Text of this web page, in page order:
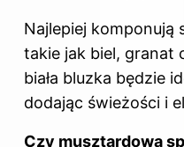
Najlepiej komponują
takie jak biel, granat
biała bluzka będzie
dodając świeżości i
Czy musztardowa